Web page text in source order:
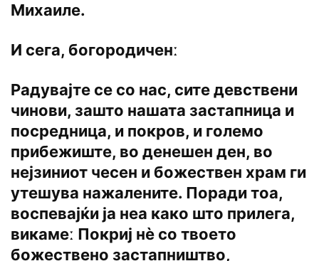
Михаиле.
И сега, богородиченː
Радувајте се со нас, сите девствени
чинови, зашто нашата застапница и
посредница, и покров, и големо
прибежиште, во денешен ден, во
нејзиниот чесен и божествен храм ги
утешува нажалените. Поради тоа,
воспевајќи ја неа како што прилега,
викамеː Покриј нѐ со твоето
божествено застапништво,